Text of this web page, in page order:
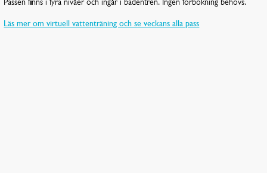
Passen finns i fyra nivåer och ingår i badentrén. Ingen förbokning behövs.
Läs mer om virtuell vattenträning och se veckans alla pass